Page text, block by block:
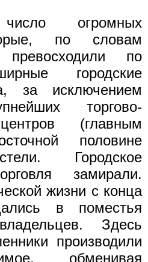
огромных
по словам
превосходили по
городские
за исключением
торгово-
(главным
половине
Городское
замирали.
жизни с конца
в поместья
Здесь
производили
обменивая